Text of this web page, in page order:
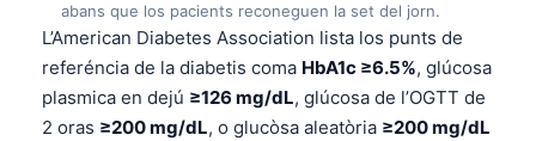
abans que los pacients reconeguen la set del jorn.
L’American Diabetes Association lista los punts de
referéncia de la diabetis coma HbA1c ≥6.5%, glúcosa
plasmica en dejú ≥126 mg/dL, glúcosa de l’OGTT de
2 oras ≥200 mg/dL, o glucòsa aleatòria ≥200 mg/dL